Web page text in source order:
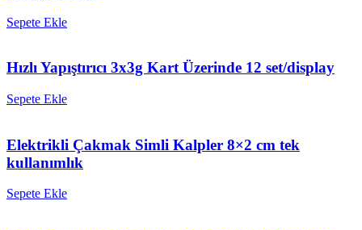
Sepete Ekle
Hızlı Yapıştırıcı 3x3g Kart Üzerinde 12 set/display
Sepete Ekle
Elektrikli Çakmak Simli Kalpler 8×2 cm tek
kullanımlık
Sepete Ekle